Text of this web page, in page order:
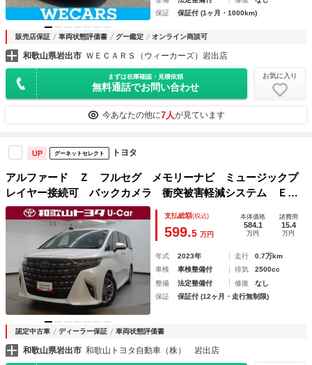
保証
保証付 (1ヶ月・1000km)
販売店保証 車両状態評価書 グー鑑定 オンライン商談可
和歌山県岩出市 ＷＥＣＡＲＳ（ウィーカーズ）岩出店
まずは在庫確認・見積依頼
無料通話でお問い合わせ
お気に入り
今あなたの他に7人が見ています
UP グーネットセレクト トヨタ
アルファード Ｚ フルセグ メモリーナビ ミュージックプ
レイヤー接続可 バックカメラ 衝突被害軽減システム ＥＴ
Ｃ 両側電動スライド ＬＥＤヘッドランプ 乗車定員７人
３列シート ワンオーナー
支払総額(税込)
599.5 万円
本体価格
584.1
万円
諸費用
15.4
万円
年式 2023年 走行
0.7万km
車検
車検整備付 排気
2500cc
整備
法定整備付 修復
なし
保証
保証付 (12ヶ月・走行無制限)
認定中古車 ディーラー保証 車両状態評価書
和歌山県岩出市 和歌山トヨタ自動車（株） 岩出店